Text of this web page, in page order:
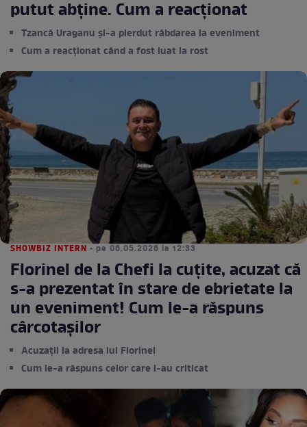
putut abține. Cum a reacționat
Tzancă Uraganu și-a pierdut răbdarea la eveniment
Cum a reacționat când a fost luat la rost
SHOWBIZ INTERN • pe 06.05.2026 la 12:33
Florinel de la Chefi la cuțite, acuzat că
s-a prezentat în stare de ebrietate la
un eveniment! Cum le-a răspuns
cârcotașilor
Acuzații la adresa lui Florinel
Cum le-a răspuns celor care l-au criticat